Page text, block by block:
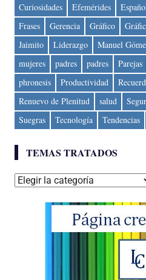
Curiosidades
Efemérides
Frases
Gerencia Gráfico
Jaimito
Liderazgo Manuel
mujeres
padres padres Parejas
phronesis
Productividad
Renuevo de Plenitud
salud
Suegras
Tecnología Tendencias
TEMAS TRATADOS
Temas